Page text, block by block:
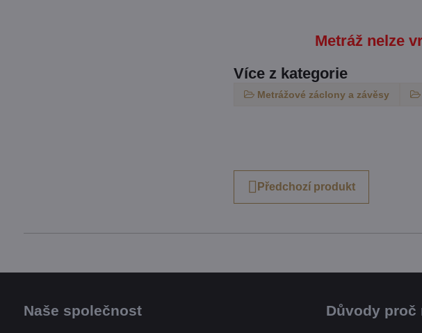
Metráž nelze
Více z kategorie
Metrážové záclony a závěsy
Předchozí produkt
Naše společnost Důvody proč